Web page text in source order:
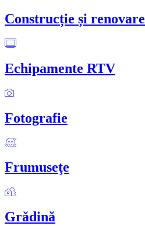
Construcție și renovare
Echipamente RTV
Fotografie
Frumuseţe
Grădină